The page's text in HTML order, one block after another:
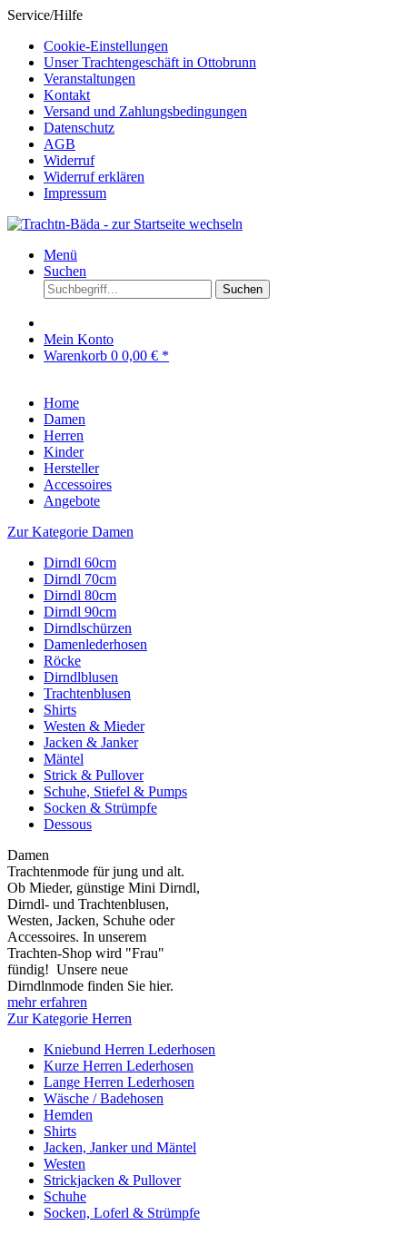
Service/Hilfe
Cookie-Einstellungen
Unser Trachtengeschäft in Ottobrunn
Veranstaltungen
Kontakt
Versand und Zahlungsbedingungen
Datenschutz
AGB
Widerruf
Widerruf erklären
Impressum
Menü
Suchen
Suchen
Mein Konto
Warenkorb 0 0,00 € *
Home
Damen
Herren
Kinder
Hersteller
Accessoires
Angebote
Zur Kategorie Damen
Dirndl 60cm
Dirndl 70cm
Dirndl 80cm
Dirndl 90cm
Dirndlschürzen
Damenlederhosen
Röcke
Dirndlblusen
Trachtenblusen
Shirts
Westen & Mieder
Jacken & Janker
Mäntel
Strick & Pullover
Schuhe, Stiefel & Pumps
Socken & Strümpfe
Dessous
Damen
Trachtenmode für jung und alt.
Ob Mieder, günstige Mini Dirndl,
Dirndl- und Trachtenblusen,
Westen, Jacken, Schuhe oder
Accessoires. In unserem
Trachten-Shop wird "Frau"
fündig! Unsere neue
Dirndlnmode finden Sie hier.
mehr erfahren
Zur Kategorie Herren
Kniebund Herren Lederhosen
Kurze Herren Lederhosen
Lange Herren Lederhosen
Wäsche / Badehosen
Hemden
Shirts
Jacken, Janker und Mäntel
Westen
Strickjacken & Pullover
Schuhe
Socken, Loferl & Strümpfe